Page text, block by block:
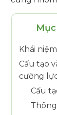
Khái
Cấu tạo
cường
Cấu